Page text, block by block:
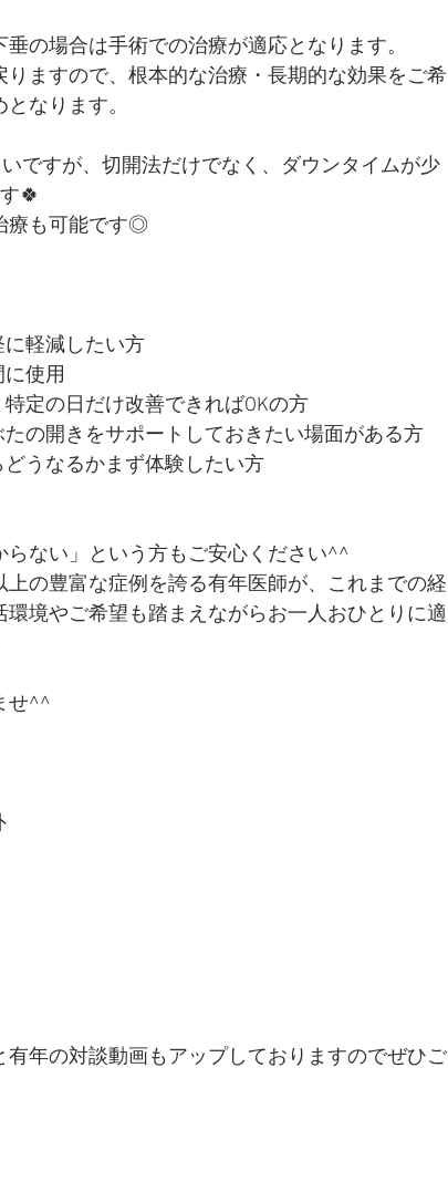
の場合は手術での治療が適応となります。
ますので、根本的な治療・長期的な効果をご希
なります。
ですが、切開法だけでなく、ダウンタイムが少
🍀
療も可能です◎
軽減したい方
使用
定の日だけ改善できればOKの方
の開きをサポートしておきたい場面がある方
うなるかまず体験したい方
らない」という方もご安心ください^^
の豊富な症例を誇る有年医師が、これまでの経
境やご希望も踏まえながらお一人おひとりに適
せ^^
有年の対談動画もアップしておりますのでぜひご